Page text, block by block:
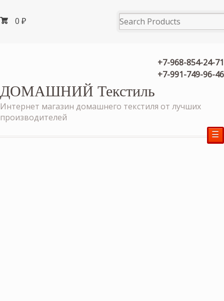
0 ₽
+7-968-854-24-71
+7-991-749-96-46
ДОМАШНИЙ Текстиль
Интернет магазин домашнего текстиля от лучших
производителей
☰